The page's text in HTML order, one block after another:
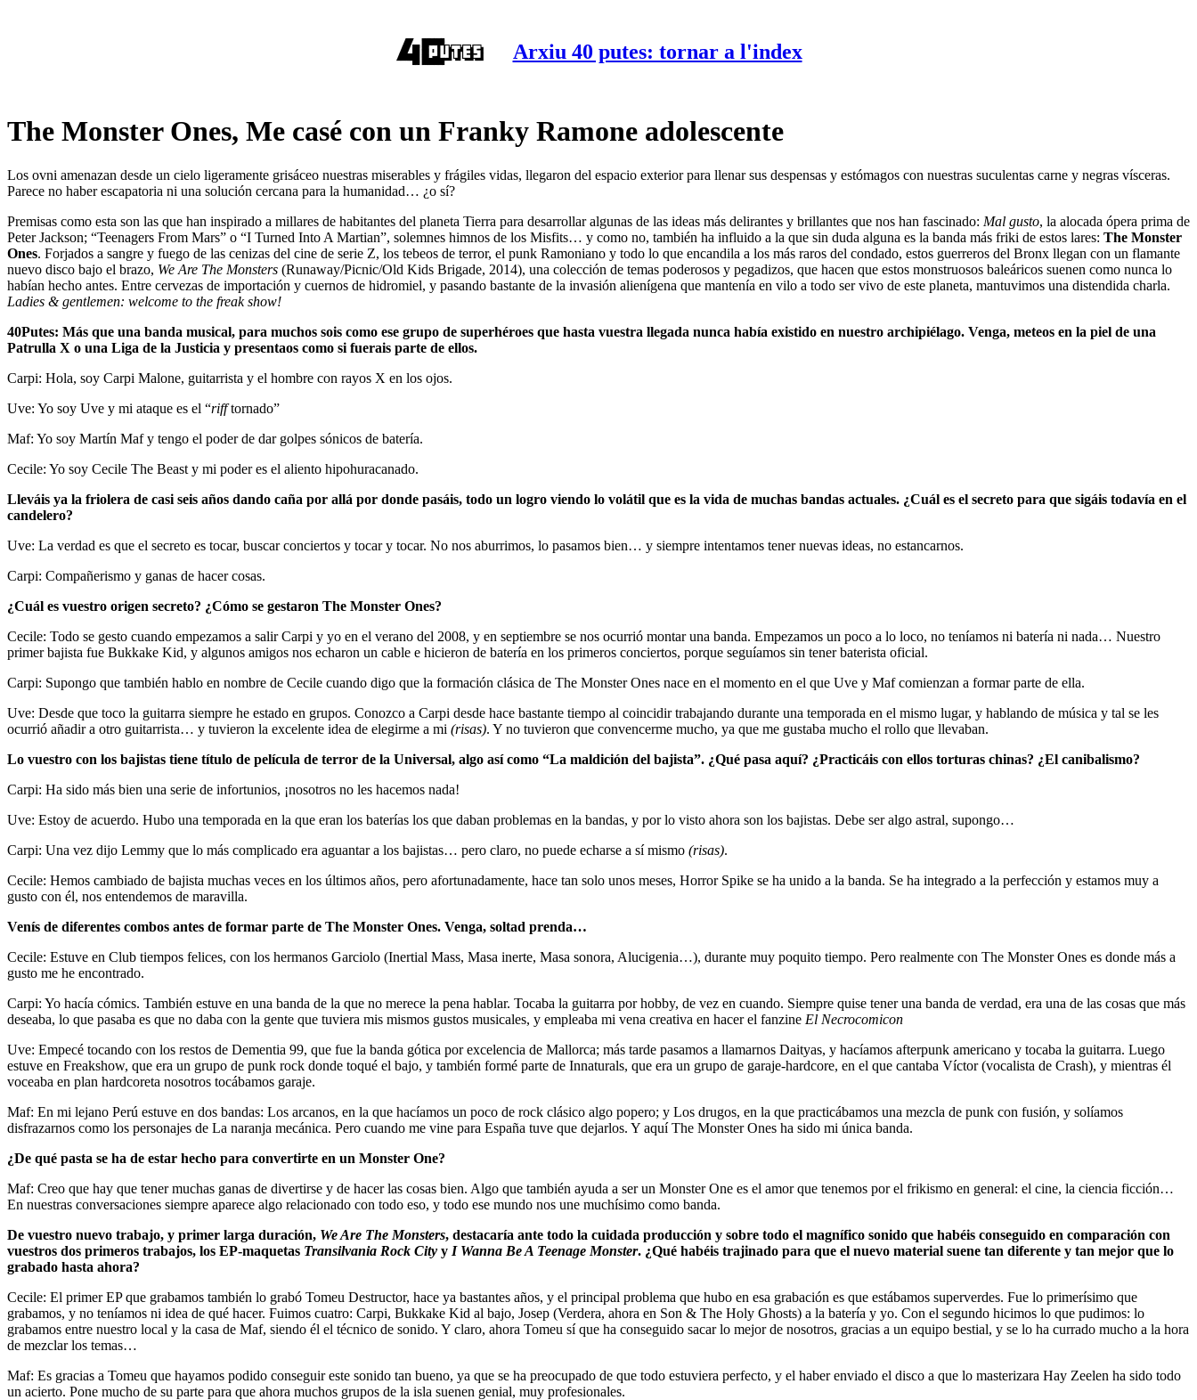
Arxiu 40 putes: tornar a l'index
The Monster Ones, Me casé con un Franky Ramone adolescente
Los ovni amenazan desde un cielo ligeramente grisáceo nuestras miserables y frágiles vidas, llegaron del espacio exterior para llenar sus despensas y estómagos con nuestras suculentas carne y negras vísceras.
Parece no haber escapatoria ni una solución cercana para la humanidad… ¿o sí?
Premisas como esta son las que han inspirado a millares de habitantes del planeta Tierra para desarrollar algunas de las ideas más delirantes y brillantes que nos han fascinado: Mal gusto, la alocada ópera prima de
Peter Jackson; “Teenagers From Mars” o “I Turned Into A Martian”, solemnes himnos de los Misfits… y como no, también ha influido a la que sin duda alguna es la banda más friki de estos lares: The Monster
Ones. Forjados a sangre y fuego de las cenizas del cine de serie Z, los tebeos de terror, el punk Ramoniano y todo lo que encandila a los más raros del condado, estos guerreros del Bronx llegan con un flamante
nuevo disco bajo el brazo, We Are The Monsters (Runaway/Picnic/Old Kids Brigade, 2014), una colección de temas poderosos y pegadizos, que hacen que estos monstruosos baleáricos suenen como nunca lo
habían hecho antes. Entre cervezas de importación y cuernos de hidromiel, y pasando bastante de la invasión alienígena que mantenía en vilo a todo ser vivo de este planeta, mantuvimos una distendida charla.
Ladies & gentlemen: welcome to the freak show!
40Putes: Más que una banda musical, para muchos sois como ese grupo de superhéroes que hasta vuestra llegada nunca había existido en nuestro archipiélago. Venga, meteos en la piel de una
Patrulla X o una Liga de la Justicia y presentaos como si fuerais parte de ellos.
Carpi: Hola, soy Carpi Malone, guitarrista y el hombre con rayos X en los ojos.
Uve: Yo soy Uve y mi ataque es el “rifftornado”
Maf: Yo soy Martín Maf y tengo el poder de dar golpes sónicos de batería.
Cecile: Yo soy Cecile The Beast y mi poder es el aliento hipohuracanado.
Lleváis ya la friolera de casi seis años dando caña por allá por donde pasáis, todo un logro viendo lo volátil que es la vida de muchas bandas actuales. ¿Cuál es el secreto para que sigáis todavía en el
candelero?
Uve: La verdad es que el secreto es tocar, buscar conciertos y tocar y tocar. No nos aburrimos, lo pasamos bien… y siempre intentamos tener nuevas ideas, no estancarnos.
Carpi: Compañerismo y ganas de hacer cosas.
¿Cuál es vuestro origen secreto? ¿Cómo se gestaron The Monster Ones?
Cecile: Todo se gesto cuando empezamos a salir Carpi y yo en el verano del 2008, y en septiembre se nos ocurrió montar una banda. Empezamos un poco a lo loco, no teníamos ni batería ni nada… Nuestro
primer bajista fue Bukkake Kid, y algunos amigos nos echaron un cable e hicieron de batería en los primeros conciertos, porque seguíamos sin tener baterista oficial.
Carpi: Supongo que también hablo en nombre de Cecile cuando digo que la formación clásica de The Monster Ones nace en el momento en el que Uve y Maf comienzan a formar parte de ella.
Uve: Desde que toco la guitarra siempre he estado en grupos. Conozco a Carpi desde hace bastante tiempo al coincidir trabajando durante una temporada en el mismo lugar, y hablando de música y tal se les
ocurrió añadir a otro guitarrista… y tuvieron la excelente idea de elegirme a mi (risas). Y no tuvieron que convencerme mucho, ya que me gustaba mucho el rollo que llevaban.
Lo vuestro con los bajistas tiene título de película de terror de la Universal, algo así como “La maldición del bajista”. ¿Qué pasa aquí? ¿Practicáis con ellos torturas chinas? ¿El canibalismo?
Carpi: Ha sido más bien una serie de infortunios, ¡nosotros no les hacemos nada!
Uve: Estoy de acuerdo. Hubo una temporada en la que eran los baterías los que daban problemas en la bandas, y por lo visto ahora son los bajistas. Debe ser algo astral, supongo…
Carpi: Una vez dijo Lemmy que lo más complicado era aguantar a los bajistas… pero claro, no puede echarse a sí mismo (risas).
Cecile: Hemos cambiado de bajista muchas veces en los últimos años, pero afortunadamente, hace tan solo unos meses, Horror Spike se ha unido a la banda. Se ha integrado a la perfección y estamos muy a
gusto con él, nos entendemos de maravilla.
Venís de diferentes combos antes de formar parte de The Monster Ones. Venga, soltad prenda…
Cecile: Estuve en Club tiempos felices, con los hermanos Garciolo (Inertial Mass, Masa inerte, Masa sonora, Alucigenia…), durante muy poquito tiempo. Pero realmente con The Monster Ones es donde más a
gusto me he encontrado.
Carpi: Yo hacía cómics. También estuve en una banda de la que no merece la pena hablar. Tocaba la guitarra por hobby, de vez en cuando. Siempre quise tener una banda de verdad, era una de las cosas que más
deseaba, lo que pasaba es que no daba con la gente que tuviera mis mismos gustos musicales, y empleaba mi vena creativa en hacer el fanzine El Necrocomicon
Uve: Empecé tocando con los restos de Dementia 99, que fue la banda gótica por excelencia de Mallorca; más tarde pasamos a llamarnos Daityas, y hacíamos afterpunk americano y tocaba la guitarra. Luego
estuve en Freakshow, que era un grupo de punk rock donde toqué el bajo, y también formé parte de Innaturals, que era un grupo de garaje-hardcore, en el que cantaba Víctor (vocalista de Crash), y mientras él
voceaba en plan hardcoreta nosotros tocábamos garaje.
Maf: En mi lejano Perú estuve en dos bandas: Los arcanos, en la que hacíamos un poco de rock clásico algo popero; y Los drugos, en la que practicábamos una mezcla de punk con fusión, y solíamos
disfrazarnos como los personajes de La naranja mecánica. Pero cuando me vine para España tuve que dejarlos. Y aquí The Monster Ones ha sido mi única banda.
¿De qué pasta se ha de estar hecho para convertirte en un Monster One?
Maf: Creo que hay que tener muchas ganas de divertirse y de hacer las cosas bien. Algo que también ayuda a ser un Monster One es el amor que tenemos por el frikismo en general: el cine, la ciencia ficción…
En nuestras conversaciones siempre aparece algo relacionado con todo eso, y todo ese mundo nos une muchísimo como banda.
De vuestro nuevo trabajo, y primer larga duración, We Are The Monsters, destacaría ante todo la cuidada producción y sobre todo el magnífico sonido que habéis conseguido en comparación con
vuestros dos primeros trabajos, los EP-maquetas Transilvania Rock City y I Wanna Be A Teenage Monster. ¿Qué habéis trajinado para que el nuevo material suene tan diferente y tan mejor que lo
grabado hasta ahora?
Cecile: El primer EP que grabamos también lo grabó Tomeu Destructor, hace ya bastantes años, y el principal problema que hubo en esa grabación es que estábamos superverdes. Fue lo primerísimo que
grabamos, y no teníamos ni idea de qué hacer. Fuimos cuatro: Carpi, Bukkake Kid al bajo, Josep (Verdera, ahora en Son & The Holy Ghosts) a la batería y yo. Con el segundo hicimos lo que pudimos: lo
grabamos entre nuestro local y la casa de Maf, siendo él el técnico de sonido. Y claro, ahora Tomeu sí que ha conseguido sacar lo mejor de nosotros, gracias a un equipo bestial, y se lo ha currado mucho a la hora
de mezclar los temas…
Maf: Es gracias a Tomeu que hayamos podido conseguir este sonido tan bueno, ya que se ha preocupado de que todo estuviera perfecto, y el haber enviado el disco a que lo masterizara Hay Zeelen ha sido todo
un acierto. Pone mucho de su parte para que ahora muchos grupos de la isla suenen genial, muy profesionales.